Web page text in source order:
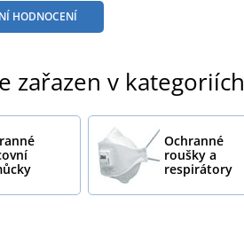
HODNOCENÍ
zařazen v kategoriích
Ochranné
roušky a
respirátory